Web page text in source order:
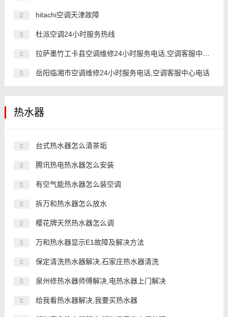
hitachi空调天津故障
杜派空调24小时服务热线
拉萨墨竹工卡县空调维修24小时服务电话,空调客服中心电话
岳阳临湘市空调维修24小时服务电话,空调客服中心电话
热水器
台式热水器怎么清茶垢
腾讯热电热水器怎么安装
有空气能热水器怎么装空调
拆万和热水器怎么放水
樱花牌天然热水器怎么调
万和热水器显示E1故障及解决方法
保定清洗热水器解决,石家庄热水器清洗
泉州修热水器师傅解决,电热水器上门解决
给我看热水器解决,我要买热水器